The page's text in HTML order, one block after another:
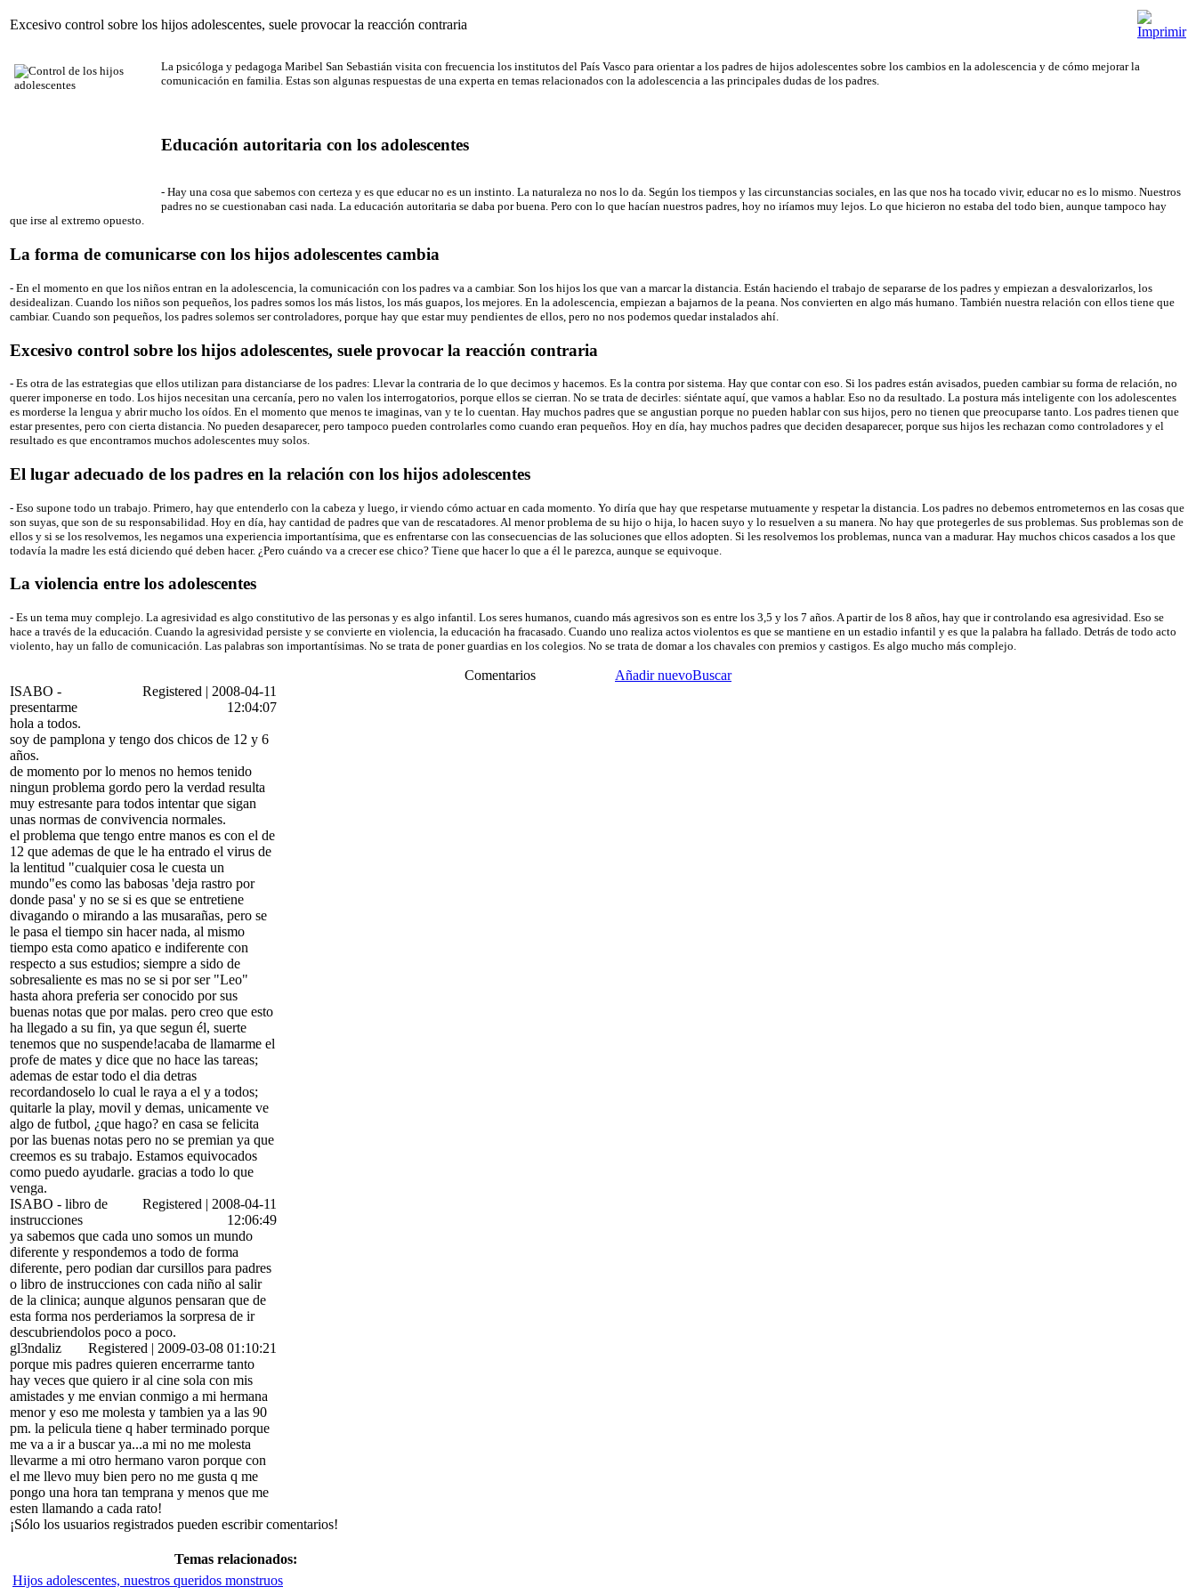
Excesivo control sobre los hijos adolescentes, suele provocar la reacción contraria
La psicóloga y pedagoga Maribel San Sebastián visita con frecuencia los institutos del País Vasco para orientar a los padres de hijos adolescentes sobre los cambios en la adolescencia y de cómo mejorar la
comunicación en familia. Estas son algunas respuestas de una experta en temas relacionados con la adolescencia a las principales dudas de los padres.
Educación autoritaria con los adolescentes
- Hay una cosa que sabemos con certeza y es que educar no es un instinto. La naturaleza no nos lo da. Según los tiempos y las circunstancias sociales, en las que nos ha tocado vivir, educar no es lo mismo. Nuestros
padres no se cuestionaban casi nada. La educación autoritaria se daba por buena. Pero con lo que hacían nuestros padres, hoy no iríamos muy lejos. Lo que hicieron no estaba del todo bien, aunque tampoco hay
que irse al extremo opuesto.
La forma de comunicarse con los hijos adolescentes cambia
- En el momento en que los niños entran en la adolescencia, la comunicación con los padres va a cambiar. Son los hijos los que van a marcar la distancia. Están haciendo el trabajo de separarse de los padres y empiezan a desvalorizarlos, los
desidealizan. Cuando los niños son pequeños, los padres somos los más listos, los más guapos, los mejores. En la adolescencia, empiezan a bajarnos de la peana. Nos convierten en algo más humano. También nuestra relación con ellos tiene que
cambiar. Cuando son pequeños, los padres solemos ser controladores, porque hay que estar muy pendientes de ellos, pero no nos podemos quedar instalados ahí.
Excesivo control sobre los hijos adolescentes, suele provocar la reacción contraria
- Es otra de las estrategias que ellos utilizan para distanciarse de los padres: Llevar la contraria de lo que decimos y hacemos. Es la contra por sistema. Hay que contar con eso. Si los padres están avisados, pueden cambiar su forma de relación, no
querer imponerse en todo. Los hijos necesitan una cercanía, pero no valen los interrogatorios, porque ellos se cierran. No se trata de decirles: siéntate aquí, que vamos a hablar. Eso no da resultado. La postura más inteligente con los adolescentes
es morderse la lengua y abrir mucho los oídos. En el momento que menos te imaginas, van y te lo cuentan. Hay muchos padres que se angustian porque no pueden hablar con sus hijos, pero no tienen que preocuparse tanto. Los padres tienen que
estar presentes, pero con cierta distancia. No pueden desaparecer, pero tampoco pueden controlarles como cuando eran pequeños. Hoy en día, hay muchos padres que deciden desaparecer, porque sus hijos les rechazan como controladores y el
resultado es que encontramos muchos adolescentes muy solos.
El lugar adecuado de los padres en la relación con los hijos adolescentes
- Eso supone todo un trabajo. Primero, hay que entenderlo con la cabeza y luego, ir viendo cómo actuar en cada momento. Yo diría que hay que respetarse mutuamente y respetar la distancia. Los padres no debemos entrometernos en las cosas que
son suyas, que son de su responsabilidad. Hoy en día, hay cantidad de padres que van de rescatadores. Al menor problema de su hijo o hija, lo hacen suyo y lo resuelven a su manera. No hay que protegerles de sus problemas. Sus problemas son de
ellos y si se los resolvemos, les negamos una experiencia importantísima, que es enfrentarse con las consecuencias de las soluciones que ellos adopten. Si les resolvemos los problemas, nunca van a madurar. Hay muchos chicos casados a los que
todavía la madre les está diciendo qué deben hacer. ¿Pero cuándo va a crecer ese chico? Tiene que hacer lo que a él le parezca, aunque se equivoque.
La violencia entre los adolescentes
- Es un tema muy complejo. La agresividad es algo constitutivo de las personas y es algo infantil. Los seres humanos, cuando más agresivos son es entre los 3,5 y los 7 años. A partir de los 8 años, hay que ir controlando esa agresividad. Eso se
hace a través de la educación. Cuando la agresividad persiste y se convierte en violencia, la educación ha fracasado. Cuando uno realiza actos violentos es que se mantiene en un estadio infantil y es que la palabra ha fallado. Detrás de todo acto
violento, hay un fallo de comunicación. Las palabras son importantísimas. No se trata de poner guardias en los colegios. No se trata de domar a los chavales con premios y castigos. Es algo mucho más complejo.
Comentarios Añadir nuevoBuscar
ISABO -
presentarme
Registered | 2008-04-11
12:04:07
hola a todos.
soy de pamplona y tengo dos chicos de 12 y 6
años.
de momento por lo menos no hemos tenido
ningun problema gordo pero la verdad resulta
muy estresante para todos intentar que sigan
unas normas de convivencia normales.
el problema que tengo entre manos es con el de
12 que ademas de que le ha entrado el virus de
la lentitud "cualquier cosa le cuesta un
mundo"es como las babosas 'deja rastro por
donde pasa' y no se si es que se entretiene
divagando o mirando a las musarañas, pero se
le pasa el tiempo sin hacer nada, al mismo
tiempo esta como apatico e indiferente con
respecto a sus estudios; siempre a sido de
sobresaliente es mas no se si por ser "Leo"
hasta ahora preferia ser conocido por sus
buenas notas que por malas. pero creo que esto
ha llegado a su fin, ya que segun él, suerte
tenemos que no suspende!acaba de llamarme el
profe de mates y dice que no hace las tareas;
ademas de estar todo el dia detras
recordandoselo lo cual le raya a el y a todos;
quitarle la play, movil y demas, unicamente ve
algo de futbol, ¿que hago? en casa se felicita
por las buenas notas pero no se premian ya que
creemos es su trabajo. Estamos equivocados
como puedo ayudarle. gracias a todo lo que
venga.
ISABO - libro de
instrucciones
Registered | 2008-04-11
12:06:49
ya sabemos que cada uno somos un mundo
diferente y respondemos a todo de forma
diferente, pero podian dar cursillos para padres
o libro de instrucciones con cada niño al salir
de la clinica; aunque algunos pensaran que de
esta forma nos perderiamos la sorpresa de ir
descubriendolos poco a poco.
gl3ndaliz
Registered | 2009-03-08 01:10:21
porque mis padres quieren encerrarme tanto
hay veces que quiero ir al cine sola con mis
amistades y me envian conmigo a mi hermana
menor y eso me molesta y tambien ya a las 90
pm. la pelicula tiene q haber terminado porque
me va a ir a buscar ya...a mi no me molesta
llevarme a mi otro hermano varon porque con
el me llevo muy bien pero no me gusta q me
pongo una hora tan temprana y menos que me
esten llamando a cada rato!
¡Sólo los usuarios registrados pueden escribir comentarios!
Temas relacionados:
Hijos adolescentes, nuestros queridos monstruos